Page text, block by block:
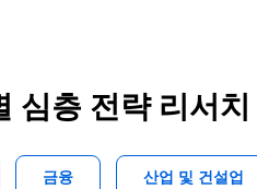
심층 전략 리서
금융 산업 및 건설업